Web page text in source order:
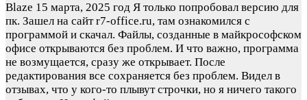
Blaze 15 марта, 2025 год Я только попробовал версию для
пк. Зашел на сайт r7-office.ru, там ознакомился с
программой и скачал. Файлы, созданные в майкрософском
офисе открываются без проблем. И что важно, программа
не возмущается, сразу же открывает. После
редактирования все сохраняется без проблем. Видел в
отзывах, что у кого-то плывут строчки, но я ничего такого